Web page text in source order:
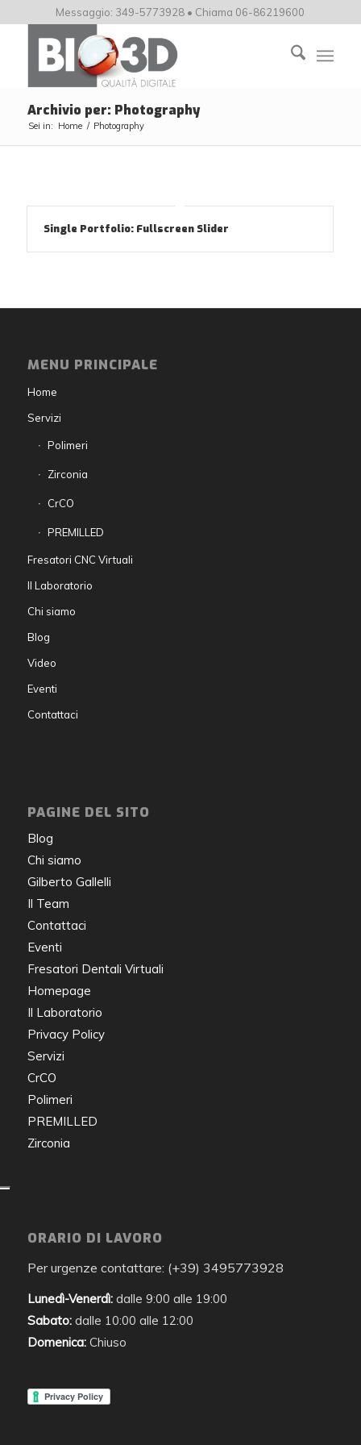
Messaggio: 349-5773928 • Chiama 06-86219600
Archivio per: Photography
Sei in: Home / Photography
Single Portfolio: Fullscreen Slider
MENU PRINCIPALE
Home
Servizi
Polimeri
Zirconia
CrCO
PREMILLED
Fresatori CNC Virtuali
Il Laboratorio
Chi siamo
Blog
Video
Eventi
Contattaci
PAGINE DEL SITO
Blog
Chi siamo
Gilberto Gallelli
Il Team
Contattaci
Eventi
Fresatori Dentali Virtuali
Homepage
Il Laboratorio
Privacy Policy
Servizi
CrCO
Polimeri
PREMILLED
Zirconia
ORARIO DI LAVORO
Per urgenze contattare: (+39) 3495773928
Lunedì-Venerdì: dalle 9:00 alle 19:00
Sabato: dalle 10:00 alle 12:00
Domenica: Chiuso